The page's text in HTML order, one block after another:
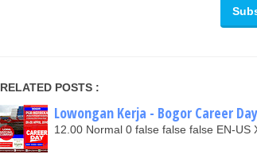
RELATED POSTS :
Lowongan Kerja - Bogor Career
12.00 Normal 0 false false false EN-US